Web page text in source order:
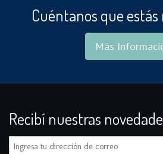
Cuéntanos que
Más
Recibí nuestras